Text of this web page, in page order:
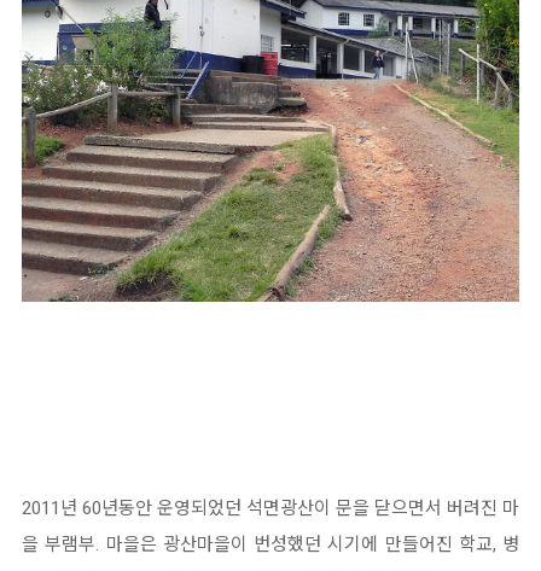
2011년 60년동안 운영되었던 석면광산이 문을 닫으면서 버려진 마
을 부램부. 마을은 광산마을이 번성했던 시기에 만들어진 학교, 병